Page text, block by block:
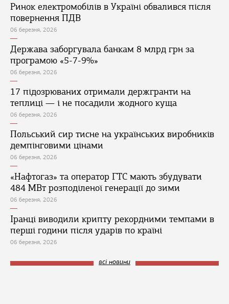
Ринок електромобілів в Україні обвалився після
повернення ПДВ
06 березня, 2026
Держава заборгувала банкам 8 млрд грн за
програмою «5-7-9%»
06 березня, 2026
17 підозрюваних отримали держгранти на
теплиці — і не посадили жодного куща
06 березня, 2026
Польський сир тисне на українських виробників
демпінговими цінами
06 березня, 2026
«Нафтогаз» та оператор ГТС мають збудувати
484 МВт розподіленої генерації до зими
06 березня, 2026
Іранці виводили крипту рекордними темпами в
перші години після ударів по країні
06 березня, 2026
всі новини